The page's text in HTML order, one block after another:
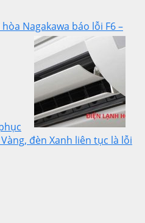
Nagakawa báo lỗi F6 –
đèn Xanh liên tục là lỗi